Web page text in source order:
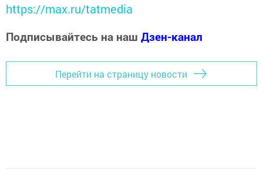
https://max.ru/tatmedia
Подписывайтесь на наш Дзен-канал
Перейти на страницу новости